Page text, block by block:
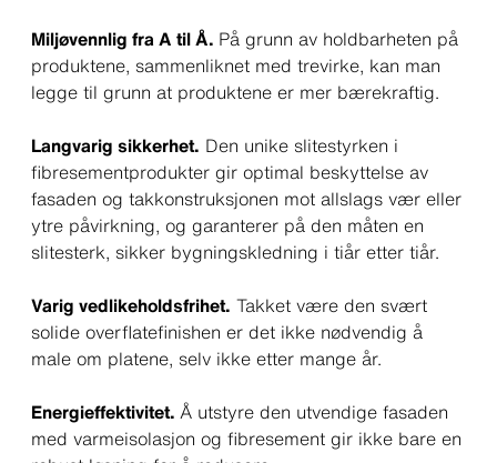
Miljøvennlig fra A til Å. På grunn av holdbarheten på
produktene, sammenliknet med trevirke, kan man
legge til grunn at produktene er mer bærekraftig.
Langvarig sikkerhet. Den unike slitestyrken i
fibresementprodukter gir optimal beskyttelse av
fasaden og takkonstruksjonen mot allslags vær eller
ytre påvirkning, og garanterer på den måten en
slitesterk, sikker bygningskledning i tiår etter tiår.
Varig vedlikeholdsfrihet. Takket være den svært
solide overflatefinishen er det ikke nødvendig å
male om platene, selv ikke etter mange år.
Energieffektivitet. Å utstyre den utvendige fasaden
med varmeisolasjon og fibresement gir ikke bare en